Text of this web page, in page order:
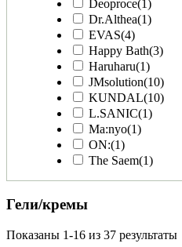
Deoproce(1)
Dr.Althea(1)
EVAS(4)
Happy Bath(3)
Haruharu(1)
JMsolution(10)
KUNDAL(10)
L.SANIC(1)
Ma:nyo(1)
ON:(1)
The Saem(1)
Гели/кремы
Показаны 1-16 из 37 результаты